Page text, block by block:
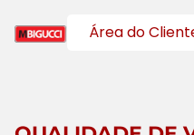
Área do